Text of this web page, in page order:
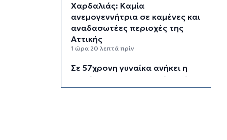
Χαρδαλιάς: Καμία
ανεμογεννήτρια σε καμένες και
αναδασωτέες περιοχές της
Αττικής
1 ώρα 20 λεπτά πρίν
Σε 57χρονη γυναίκα ανήκει η
σορός στον Λυκαβηττό, από
πτώση ο θάνατος